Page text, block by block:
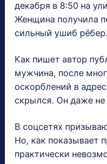
декабря в 8:50 на
Женщина получила
сильный ушиб рёбер.
Как пишет автор
мужчина, после
оскорблений в
скрылся. Он даже не
В соцсетях
Но, как показывает
практически